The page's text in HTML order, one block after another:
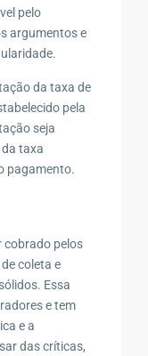
pelo
argumentos e
da taxa de
pela
seja
taxa
pagamento.
cobrado pelos
coleta e
Essa
e tem
e a
das críticas,